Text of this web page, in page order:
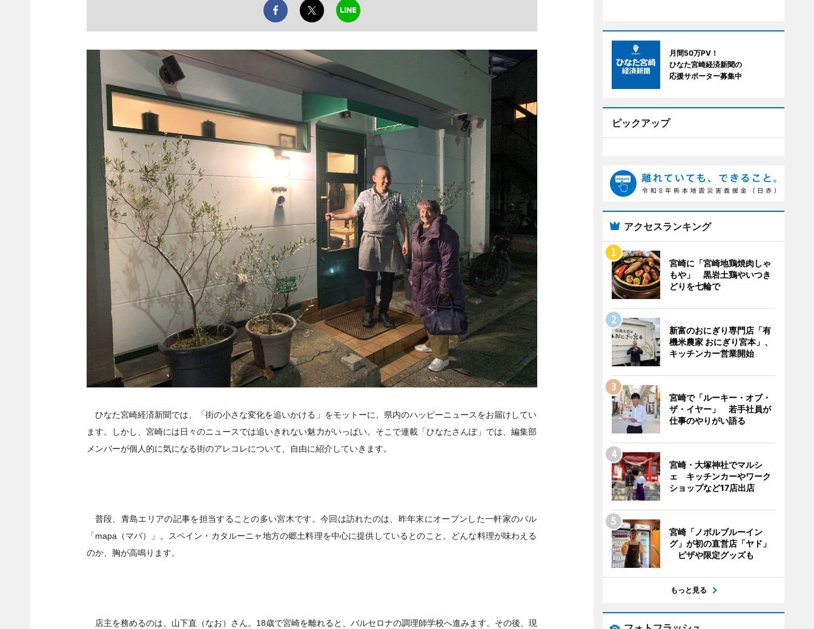
ひなた宮崎経済新聞では、「街の小さな変化を追いかける」をモットーに、県内のハッピーニュースをお届けしてい
ます。しかし、宮崎には日々のニュースでは追いきれない魅力がいっぱい。そこで連載「ひなたさんぽ」では、編集部
メンバーが個人的に気になる街のアレコレについて、自由に紹介していきます。
普段、青島エリアの記事を担当することの多い宮木です。今回は訪れたのは、昨年末にオープンした一軒家のバル
「mapa（マパ）」。スペイン・カタルーニャ地方の郷土料理を中心に提供しているとのこと。どんな料理が味わえる
のか、胸が高鳴ります。
店主を務めるのは、山下直（なお）さん。18歳で宮崎を離れると、バルセロナの調理師学校へ進みます。その後、現
月間50万PV！
ひなた宮崎経済新聞の
応援サポーター募集中
ピックアップ
アクセスランキング
宮崎に「宮崎地鶏焼肉しゃ
もや」 黒岩土鶏やいつき
どりを七輪で
新富のおにぎり専門店「有
機米農家 おにぎり宮本」、
キッチンカー営業開始
宮崎で「ルーキー・オブ・
ザ・イヤー」 若手社員が
仕事のやりがい語る
宮崎・大塚神社でマルシ
ェ キッチンカーやワーク
ショップなど17店出店
宮崎「ノボルブルーイン
グ」が初の直営店「ヤド」
ピザや限定グッズも
もっと見る